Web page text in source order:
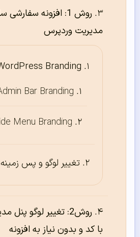
روش 1: افزونه
مدیریت وردپرس
Branding
Bar Branding
Menu Branding
تغییر لوگو و پس زمینه
روش2: تغییر لوگو
با کد و بدون نیاز به افزونه